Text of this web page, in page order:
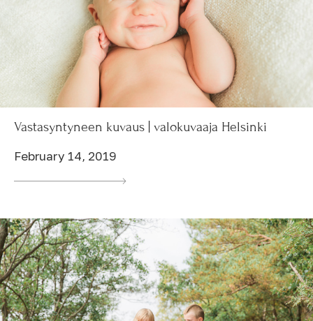
Vastasyntyneen kuvaus | valokuvaaja Helsinki
February 14, 2019